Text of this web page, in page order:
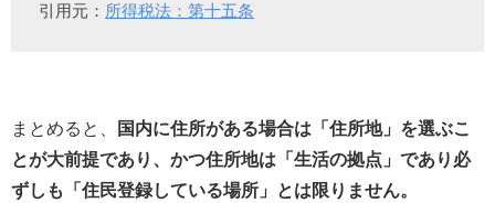
引用元： 所得税法：第十五条
まとめると、
国内に住所がある場合は「住所地」を選ぶこ
とが大前提であり、かつ住所地は「生活の拠点」であり必
ずしも「住民登録している場所」とは限りません。